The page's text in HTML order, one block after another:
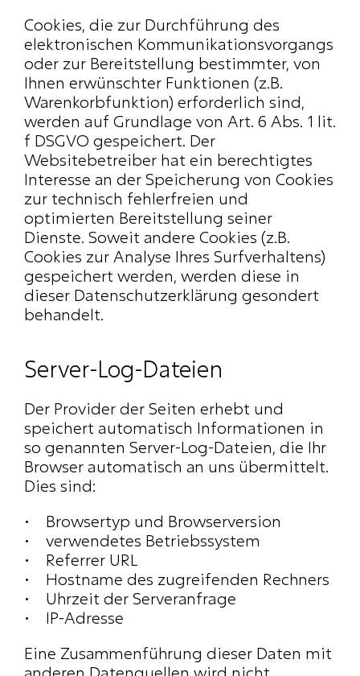
Cookies, die zur Durchführung des
elektronischen Kommunikationsvorgangs
oder zur Bereitstellung bestimmter, von
Ihnen erwünschter Funktionen (z.B.
Warenkorbfunktion) erforderlich sind,
werden auf Grundlage von Art. 6 Abs. 1 lit.
f DSGVO gespeichert. Der
Websitebetreiber hat ein berechtigtes
Interesse an der Speicherung von Cookies
zur technisch fehlerfreien und
optimierten Bereitstellung seiner
Dienste. Soweit andere Cookies (z.B.
Cookies zur Analyse Ihres Surfverhaltens)
gespeichert werden, werden diese in
dieser Datenschutzerklärung gesondert
behandelt.
Server-Log-Dateien
Der Provider der Seiten erhebt und
speichert automatisch Informationen in
so genannten Server-Log-Dateien, die Ihr
Browser automatisch an uns übermittelt.
Dies sind:
Browsertyp und Browserversion
verwendetes Betriebssystem
Referrer URL
Hostname des zugreifenden Rechners
Uhrzeit der Serveranfrage
IP-Adresse
Eine Zusammenführung dieser Daten mit